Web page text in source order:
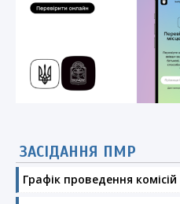
ЗАСІДАННЯ ПМР
Графік проведення комісій